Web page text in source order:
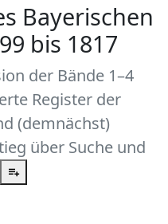
Bayerischen
bis 1817
der Bände 1–4
Register der
(demnächst)
über Suche und